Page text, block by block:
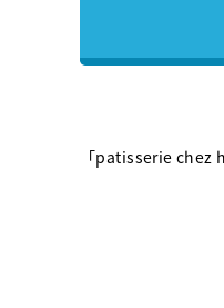
「patisserie chez